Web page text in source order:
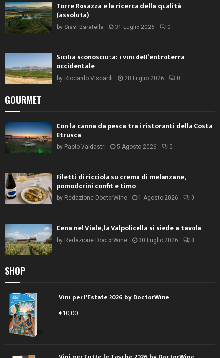
Torre Rosazza e la ricerca della qualità
(assoluta)
by Sissi Baratella 31 Luglio 2026 0
Sicilia sconosciuta: i vini dell’entroterra
occidentale
by Riccardo Viscardi 28 Luglio 2026 0
GOURMET
Con la canna da pesca tra i ristoranti della Costa
Etrusca
by Paolo Valdastri 5 Agosto 2026 0
Filetti di ricciola su crema di melanzane,
pomodorini confit e timo
by Redazione DoctorWine 1 Agosto 2026 0
Cena nel Viale, la Valpolicella si siede a tavola
by Redazione DoctorWine 30 Luglio 2026 0
SHOP
Vini per l'Estate 2026 by DoctorWine
€10,00